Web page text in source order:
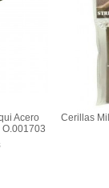
Acero
Cerillas